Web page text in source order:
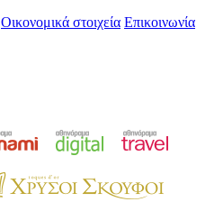
Οικονομικά στοιχεία Επικοινωνία